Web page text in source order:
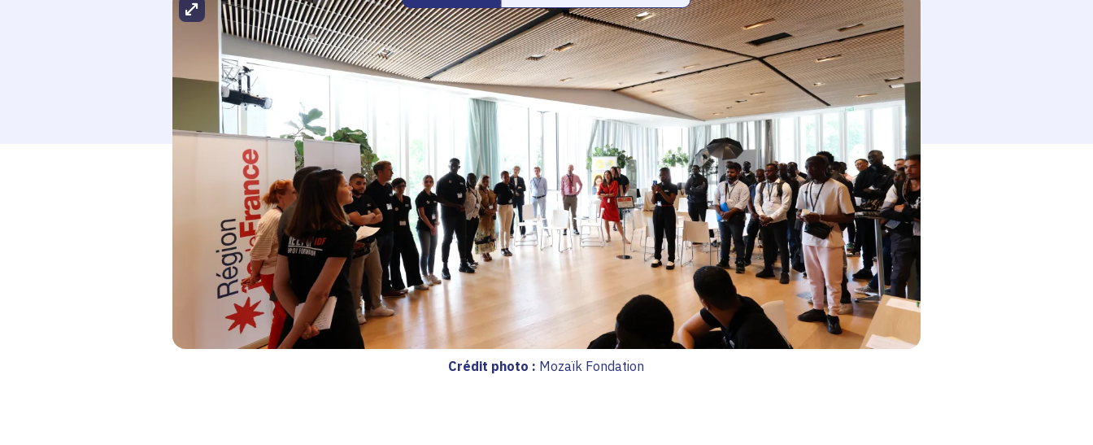
Agrandir l'image
Crédit photo : Mozaïk Fondation